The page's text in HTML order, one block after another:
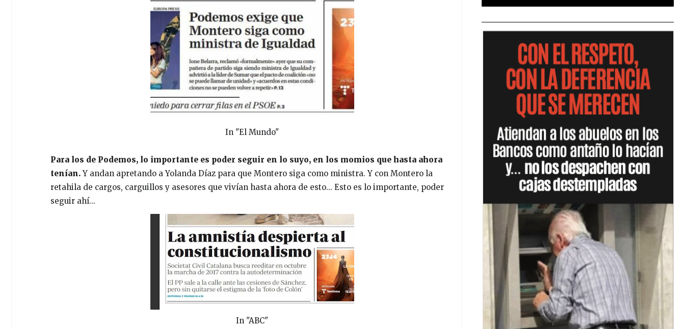
In "El Mundo"
Para los de Podemos, lo importante es poder seguir en lo suyo, en los momios que hasta ahora
tenían.Y andan apretando a Yolanda Díaz para que Montero siga como ministra. Y con Montero la
retahila de cargos, carguillos y asesores que vivían hasta ahora de esto... Esto es lo importante, poder
seguir ahí...
In "ABC"